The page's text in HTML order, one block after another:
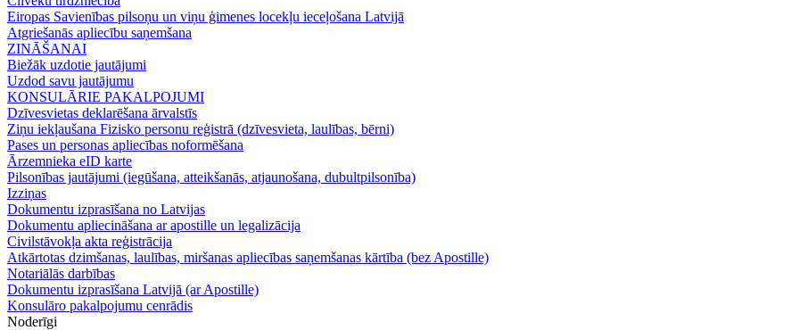
Eiropas Savienības pilsoņu un viņu ģimenes locekļu ieceļošana Latvijā
Atgriešanās apliecību saņemšana
ZINĀŠANAI
Biežāk uzdotie jautājumi
Uzdod savu jautājumu
KONSULĀRIE PAKALPOJUMI
Dzīvesvietas deklarēšana ārvalstīs
Ziņu iekļaušana Fizisko personu reģistrā (dzīvesvieta, laulības, bērni)
Pases un personas apliecības noformēšana
Ārzemnieka eID karte
Pilsonības jautājumi (iegūšana, atteikšanās, atjaunošana, dubultpilsonība)
Izziņas
Dokumentu izprasīšana no Latvijas
Dokumentu apliecināšana ar apostille un legalizācija
Civilstāvokļa akta reģistrācija
Atkārtotas dzimšanas, laulības, miršanas apliecības saņemšanas kārtība (bez Apostille)
Notariālās darbības
Dokumentu izprasīšana Latvijā (ar Apostille)
Konsulāro pakalpojumu cenrādis
Noderīgi